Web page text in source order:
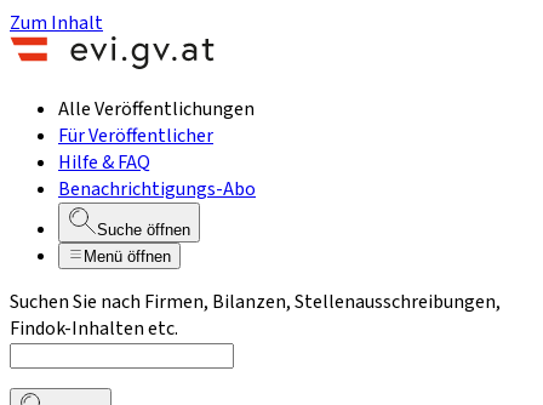
Zum Inhalt
Alle Veröffentlichungen
Für Veröffentlicher
Hilfe & FAQ
Benachrichtigungs-Abo
Suche öffnen
Menü öffnen
Suchen Sie nach Firmen, Bilanzen, Stellenausschreibungen,
Findok-Inhalten etc.